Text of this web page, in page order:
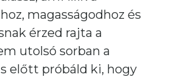
magasságodhoz és
érzed rajta a
utolsó sorban a
előtt próbáld ki, hogy